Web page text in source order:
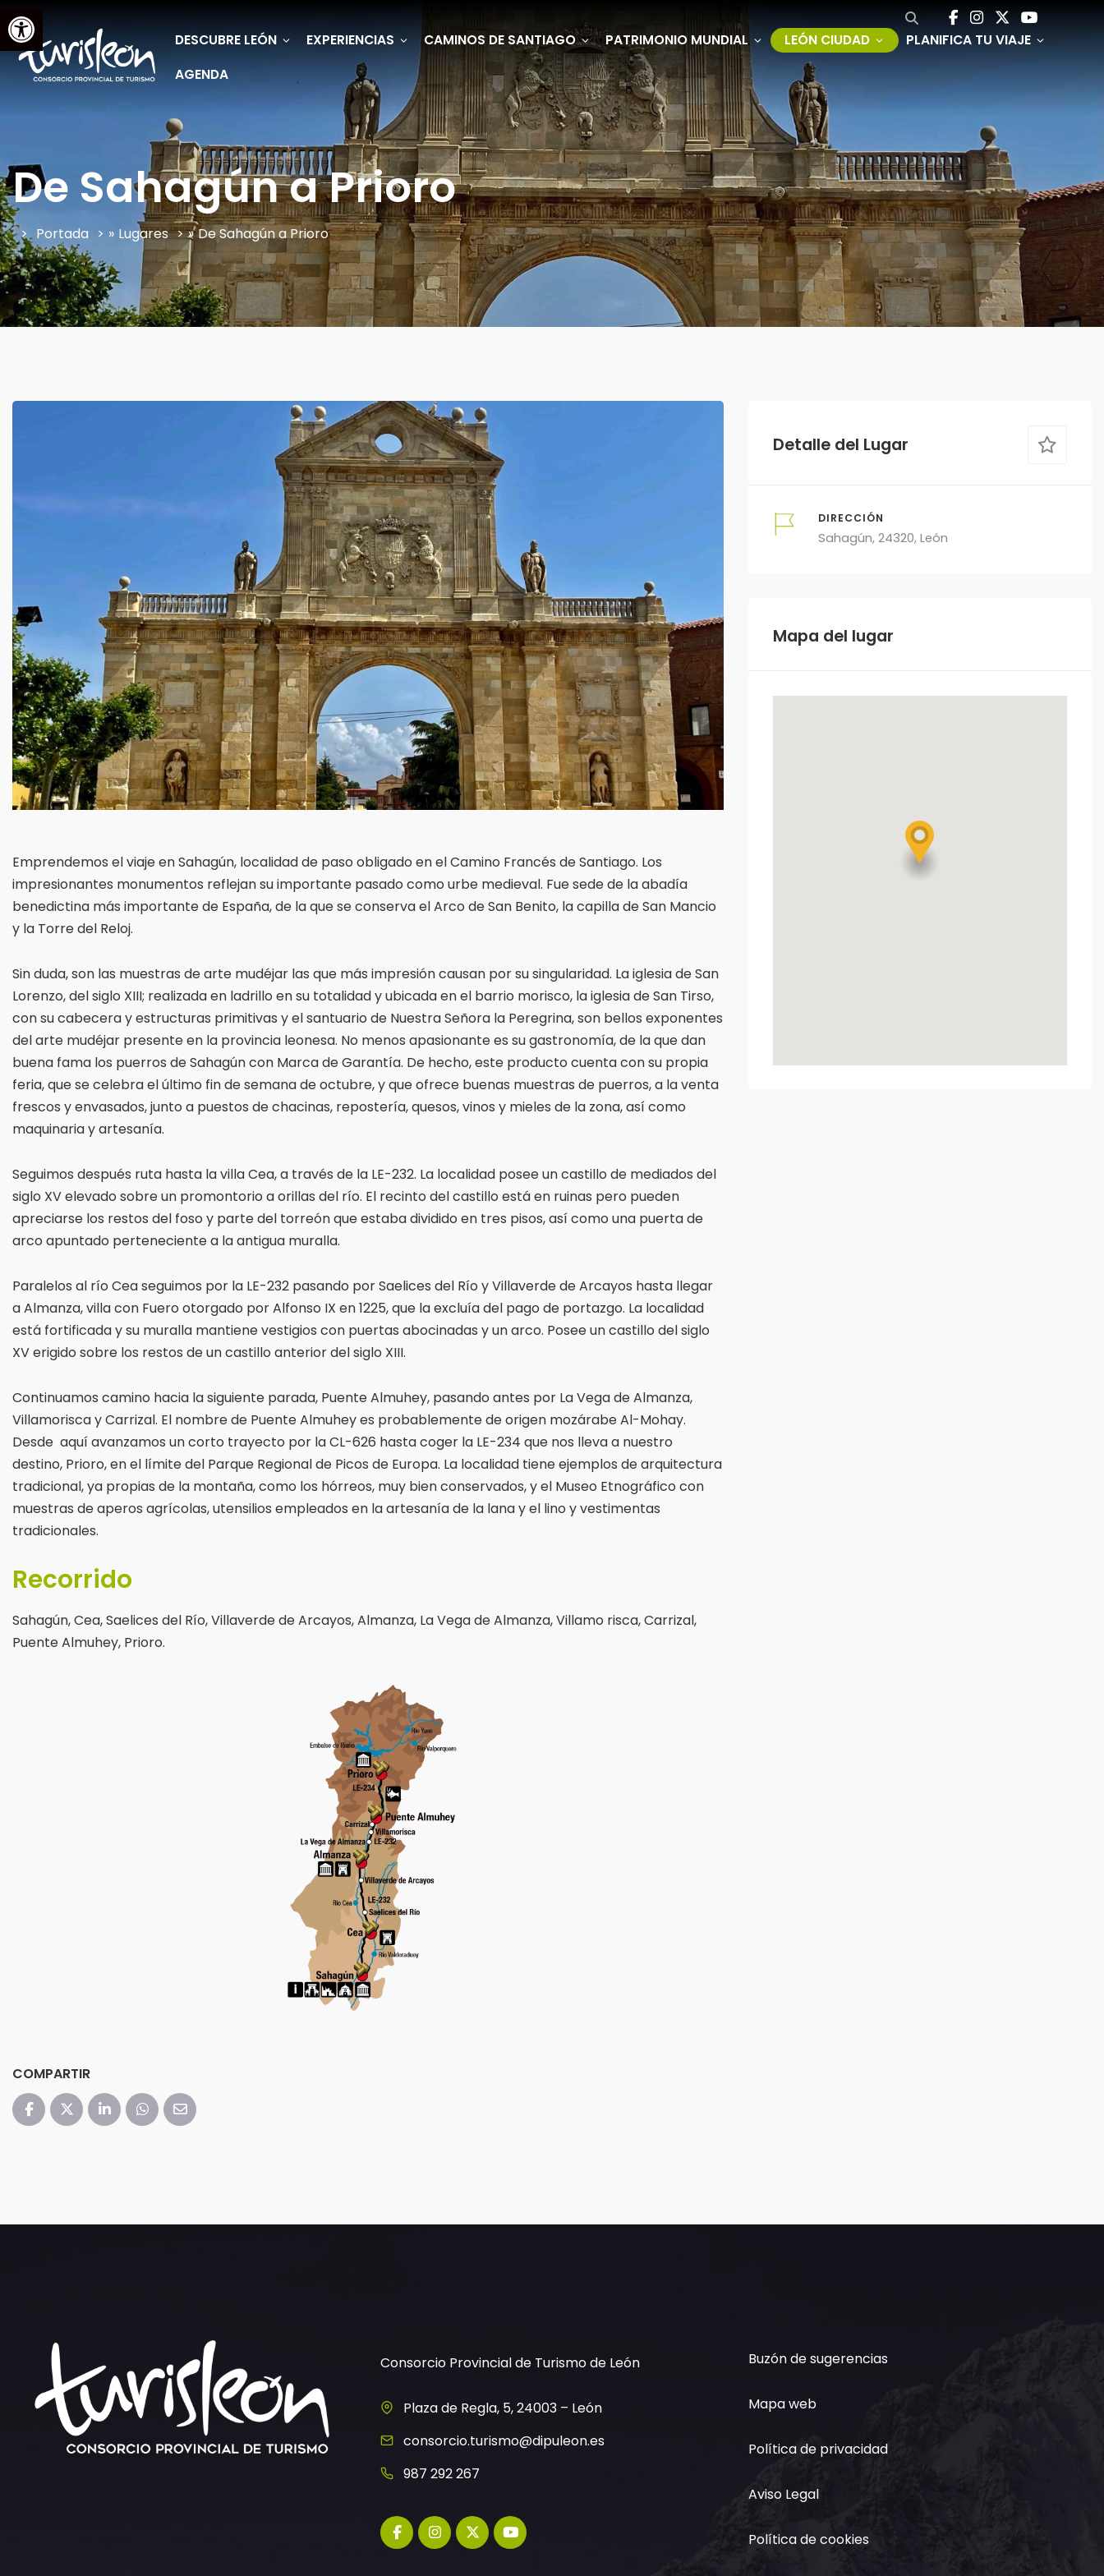
DESCUBRE LEÓN EXPERIENCIAS CAMINOS DE SANTIAGO PATRIMONIO MUNDIAL LEÓN CIUDAD
PLANIFICA TU VIAJE
AGENDA
De Sahagún a Prioro
Portada » Lugares » De Sahagún a Prioro
Emprendemos el viaje en Sahagún, localidad de paso obligado en el Camino Francés de Santiago. Los
impresionantes monumentos reflejan su importante pasado como urbe medieval. Fue sede de la abadía
benedictina más importante de España, de la que se conserva el Arco de San Benito, la capilla de San Mancio
y la Torre del Reloj.
Sin duda, son las muestras de arte mudéjar las que más impresión causan por su singularidad. La iglesia de San
Lorenzo, del siglo XIII; realizada en ladrillo en su totalidad y ubicada en el barrio morisco, la iglesia de San Tirso,
con su cabecera y estructuras primitivas y el santuario de Nuestra Señora la Peregrina, son bellos exponentes
del arte mudéjar presente en la provincia leonesa. No menos apasionante es su gastronomía, de la que dan
buena fama los puerros de Sahagún con Marca de Garantía. De hecho, este producto cuenta con su propia
feria, que se celebra el último fin de semana de octubre, y que ofrece buenas muestras de puerros, a la venta
frescos y envasados, junto a puestos de chacinas, repostería, quesos, vinos y mieles de la zona, así como
maquinaria y artesanía.
Seguimos después ruta hasta la villa Cea, a través de la LE-232. La localidad posee un castillo de mediados del
siglo XV elevado sobre un promontorio a orillas del río. El recinto del castillo está en ruinas pero pueden
apreciarse los restos del foso y parte del torreón que estaba dividido en tres pisos, así como una puerta de
arco apuntado perteneciente a la antigua muralla.
Paralelos al río Cea seguimos por la LE-232 pasando por Saelices del Río y Villaverde de Arcayos hasta llegar
a Almanza, villa con Fuero otorgado por Alfonso IX en 1225, que la excluía del pago de portazgo. La localidad
está fortificada y su muralla mantiene vestigios con puertas abocinadas y un arco. Posee un castillo del siglo
XV erigido sobre los restos de un castillo anterior del siglo XIII.
Continuamos camino hacia la siguiente parada, Puente Almuhey, pasando antes por La Vega de Almanza,
Villamorisca y Carrizal. El nombre de Puente Almuhey es probablemente de origen mozárabe Al-Mohay.
Desde aquí avanzamos un corto trayecto por la CL-626 hasta coger la LE-234 que nos lleva a nuestro
destino, Prioro, en el límite del Parque Regional de Picos de Europa. La localidad tiene ejemplos de arquitectura
tradicional, ya propias de la montaña, como los hórreos, muy bien conservados, y el Museo Etnográfico con
muestras de aperos agrícolas, utensilios empleados en la artesanía de la lana y el lino y vestimentas
tradicionales.
Recorrido
Sahagún, Cea, Saelices del Río, Villaverde de Arcayos, Almanza, La Vega de Almanza, Villamo risca, Carrizal,
Puente Almuhey, Prioro.
COMPARTIR
Detalle del Lugar
DIRECCIÓN
Sahagún, 24320, León
Mapa del lugar
Consorcio Provincial de Turismo de León
Plaza de Regla, 5, 24003 – León
consorcio.turismo@dipuleon.es
987 292 267
Buzón de sugerencias
Mapa web
Política de privacidad
Aviso Legal
Política de cookies
Abrir barra de herramientas